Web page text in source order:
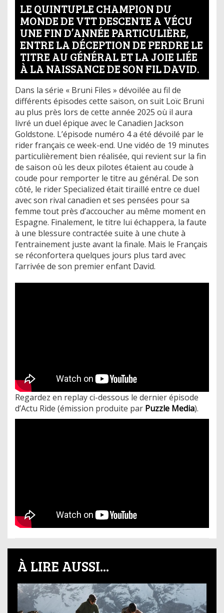
LE QUINTUPLE CHAMPION DU
MONDE DE VTT DESCENTE A VÉCU
UNE FIN D’ANNÉE PARTICULIÈRE,
ENTRE LA DÉCEPTION DE PERDRE LE
TITRE AU GÉNÉRAL ET LA JOIE LIÉE
À LA NAISSANCE DE SON FIL DAVID.
Dans la série « Bruni Files » dévoilée au fil de
différents épisodes cette saison, on suit Loïc Bruni
au plus près lors de cette année 2025 où il aura
livré un duel épique avec le Canadien Jackson
Goldstone. L’épisode numéro 4 a été dévoilé par le
rider français ce week-end. Une vidéo de 19 minutes
particulièrement bien réalisée, qui revient sur la fin
de saison où les deux pilotes étaient au coude à
coude pour remporter le titre au général. De son
côté, le rider Specialized était tiraillé entre ce duel
avec son rival canadien et ses pensées pour sa
femme tout près d’accoucher au même moment en
Espagne. Finalement, le titre lui échappera, la faute
à une blessure contractée suite à une chute à
l’entrainement juste avant la finale. Mais le Français
se réconfortera quelques jours plus tard avec
l’arrivée de son premier enfant David.
Regardez en replay ci-dessous le dernier épisode
d’Actu Ride (émission produite par Puzzle Media).
À LIRE AUSSI...